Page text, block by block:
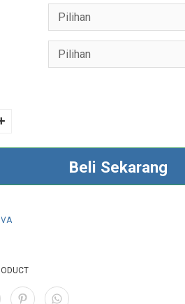
Beli Sekarang